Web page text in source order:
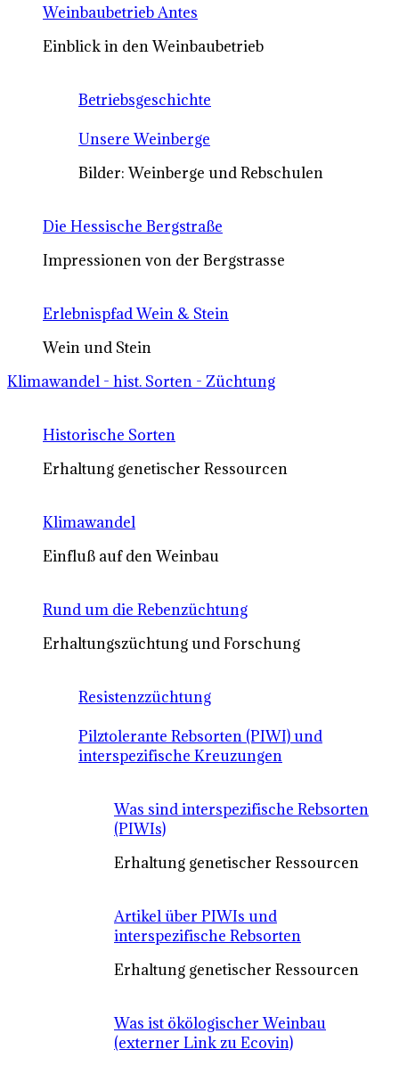
Weinbaubetrieb Antes
Einblick in den Weinbaubetrieb
Betriebsgeschichte
Unsere Weinberge
Bilder: Weinberge und Rebschulen
Die Hessische Bergstraße
Impressionen von der Bergstrasse
Erlebnispfad Wein & Stein
Wein und Stein
Klimawandel - hist. Sorten - Züchtung
Historische Sorten
Erhaltung genetischer Ressourcen
Klimawandel
Einfluß auf den Weinbau
Rund um die Rebenzüchtung
Erhaltungszüchtung und Forschung
Resistenzzüchtung
Pilztolerante Rebsorten (PIWI) und
interspezifische Kreuzungen
Was sind interspezifische Rebsorten
(PIWIs)
Erhaltung genetischer Ressourcen
Artikel über PIWIs und
interspezifische Rebsorten
Erhaltung genetischer Ressourcen
Was ist ökölogischer Weinbau
(externer Link zu Ecovin)